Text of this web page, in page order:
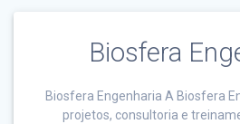
Biosfera
Biosfera Engenharia A Biosfera
projetos, consultoria e